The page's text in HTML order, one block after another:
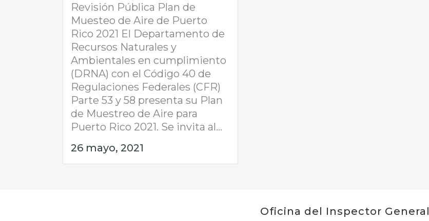
Revisión Pública Plan de
Muesteo de Aire de Puerto
Rico 2021 El Departamento de
Recursos Naturales y
Ambientales en cumplimiento
(DRNA) con el Código 40 de
Regulaciones Federales (CFR)
Parte 53 y 58 presenta su Plan
de Muestreo de Aire para
Puerto Rico 2021. Se invita al...
26 mayo, 2021
Oficina del Inspector General